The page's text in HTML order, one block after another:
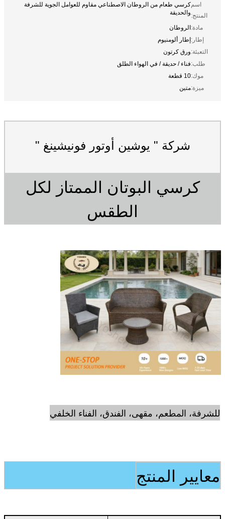
اسم
المنتج:
كرسي طعام من الروطان الاصطناعي مقاوم للعوامل الجوية للشرفة
والحديقة
مادة:الروطان
إطار:إطار ألومنيوم
التعبئة:ورق كرتون
طلب:فناء / حديقة / في الهواء الطلق
موك:10 قطعة
ميزة:متين
شركة " يوشين أوتور فونيشينغ "
كرسي البوتان الممتاز لكل
الطقس
للشرفة، المطعم، مقهى، الفندق، الفناء الخلفي
معايير المنتج